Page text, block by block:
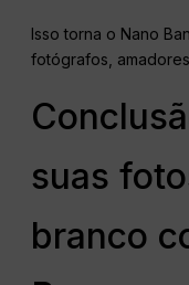
Isso torna o Nano
fotógrafos,
suas
branco